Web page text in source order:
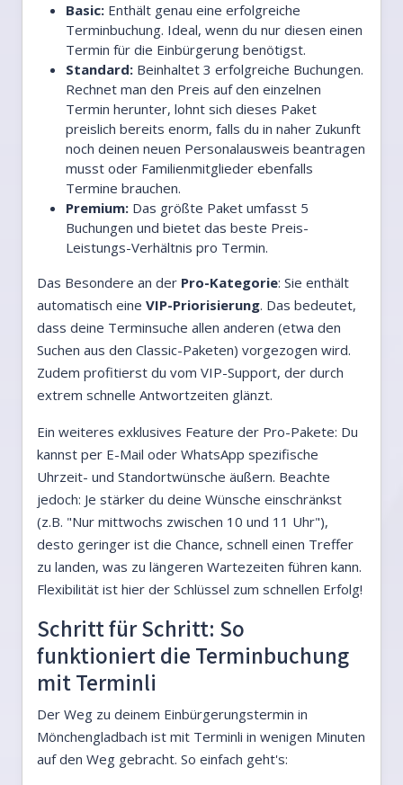
Basic: Enthält genau eine erfolgreiche
Terminbuchung. Ideal, wenn du nur diesen einen
Termin für die Einbürgerung benötigst.
Standard: Beinhaltet 3 erfolgreiche Buchungen.
Rechnet man den Preis auf den einzelnen
Termin herunter, lohnt sich dieses Paket
preislich bereits enorm, falls du in naher Zukunft
noch deinen neuen Personalausweis beantragen
musst oder Familienmitglieder ebenfalls
Termine brauchen.
Premium: Das größte Paket umfasst 5
Buchungen und bietet das beste Preis-
Leistungs-Verhältnis pro Termin.
Das Besondere an der Pro-Kategorie: Sie enthält
automatisch eine VIP-Priorisierung. Das bedeutet,
dass deine Terminsuche allen anderen (etwa den
Suchen aus den Classic-Paketen) vorgezogen wird.
Zudem profitierst du vom VIP-Support, der durch
extrem schnelle Antwortzeiten glänzt.
Ein weiteres exklusives Feature der Pro-Pakete: Du
kannst per E-Mail oder WhatsApp spezifische
Uhrzeit- und Standortwünsche äußern. Beachte
jedoch: Je stärker du deine Wünsche einschränkst
(z.B. "Nur mittwochs zwischen 10 und 11 Uhr"),
desto geringer ist die Chance, schnell einen Treffer
zu landen, was zu längeren Wartezeiten führen kann.
Flexibilität ist hier der Schlüssel zum schnellen Erfolg!
Schritt für Schritt: So
funktioniert die Terminbuchung
mit Terminli
Der Weg zu deinem Einbürgerungstermin in
Mönchengladbach ist mit Terminli in wenigen Minuten
auf den Weg gebracht. So einfach geht's: